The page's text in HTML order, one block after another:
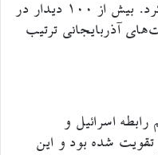
کشاورزی هوشمند به باکو سفر کرد. بیش از ۱۰۰ دیدار در
آذربایجانی ترتیب
اسرائیل و
تقویت شده بود و این